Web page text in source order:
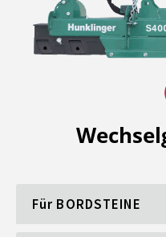
Für BORDSTEINE